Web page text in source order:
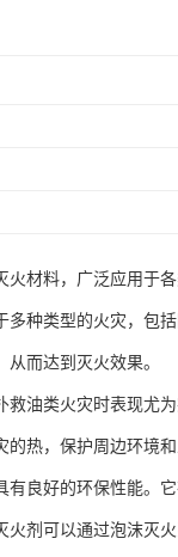
火材料，广泛应用于
多种类型的火灾，包
而达到灭火效果。
救油类火灾时表现尤
的热，保护周边环境和
有良好的环保性能。
火剂可以通过泡沫灭